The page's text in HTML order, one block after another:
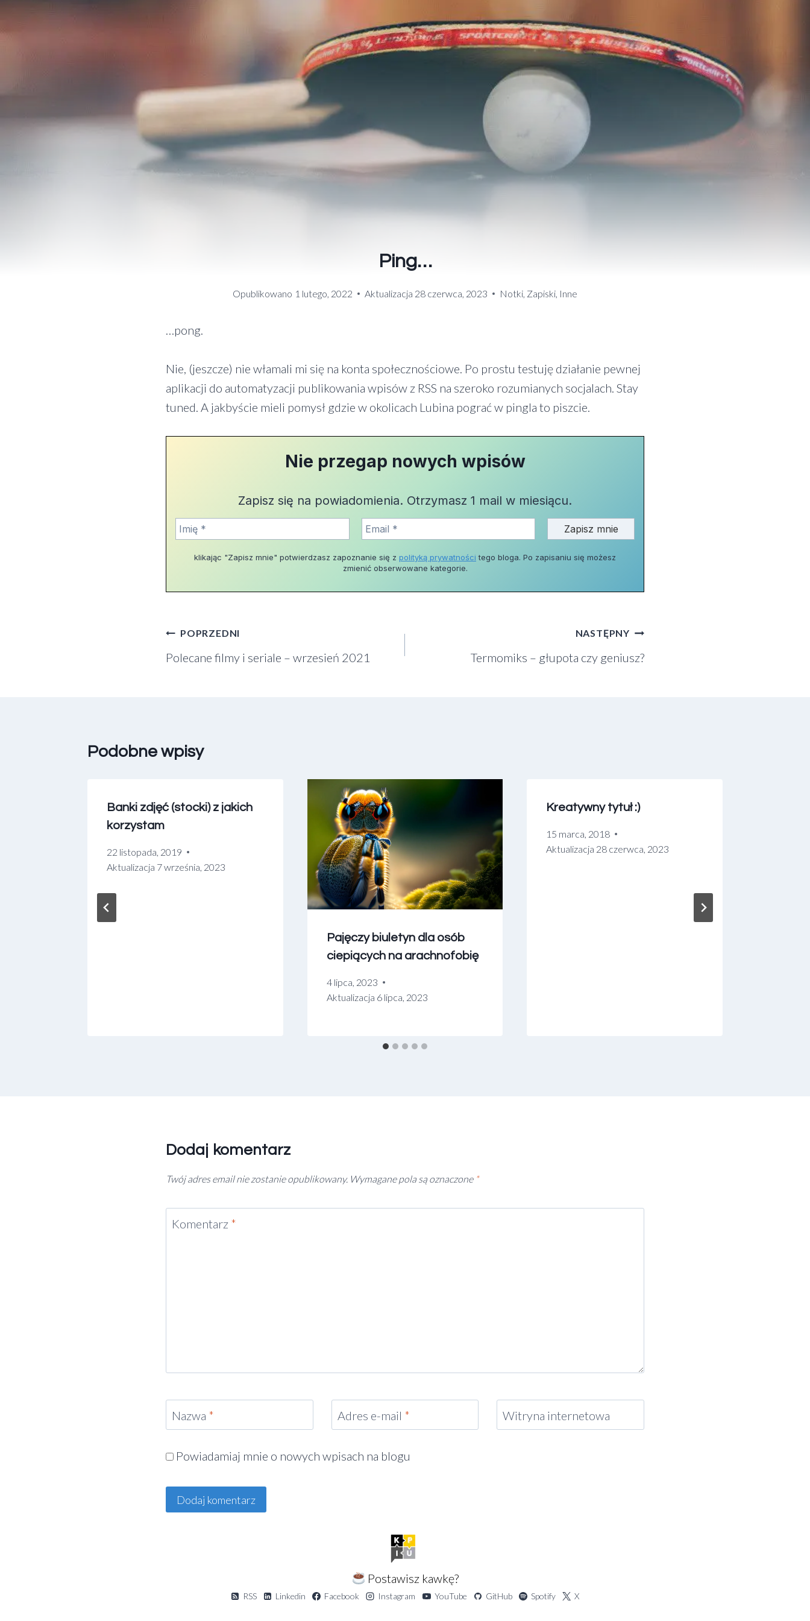
Ping…
Opublikowano 1 lutego, 2022 Aktualizacja 28 czerwca, 2023 Notki, Zapiski, Inne
…pong.
Nie, (jeszcze) nie włamali mi się na konta społecznościowe. Po prostu testuję działanie pewnej
aplikacji do automatyzacji publikowania wpisów z RSS na szeroko rozumianych socjalach. Stay
tuned. A jakbyście mieli pomysł gdzie w okolicach Lubina pograć w pingla to piszcie.
Nie przegap nowych wpisów
Zapisz się na powiadomienia. Otrzymasz 1 mail w miesiącu.
klikając "Zapisz mnie" potwierdzasz zapoznanie się z polityką prywatności tego bloga. Po zapisaniu się możesz
zmienić obserwowane kategorie.
Nawigacja
wpisu
POPRZEDNI
Polecane filmy i seriale – wrzesień 2021
NASTĘPNY
Termomiks – głupota czy geniusz?
Podobne wpisy
Banki zdjęć (stocki) z jakich
korzystam
22 listopada, 2019
Aktualizacja 7 września, 2023
Pajęczy biuletyn dla osób
ciepiących na arachnofobię
4 lipca, 2023
Aktualizacja 6 lipca, 2023
Kreatywny tytuł :)
15 marca, 2018
Aktualizacja 28 czerwca, 2023
Dodaj komentarz
Twój adres email nie zostanie opublikowany. Wymagane pola są oznaczone *
Komentarz *
Nazwa * Adres e-mail * Witryna internetowa
Powiadamiaj mnie o nowych wpisach na blogu
Postawisz kawkę?
RSS Linkedin Facebook Instagram YouTube GitHub Spotify X